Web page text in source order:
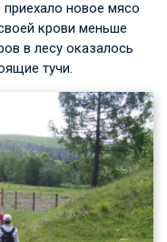
новое мясо
крови меньше
в лесу оказалось
тучи.